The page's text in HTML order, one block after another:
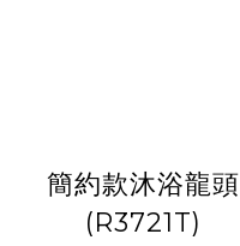
簡約款沐浴龍頭
(R3721T)